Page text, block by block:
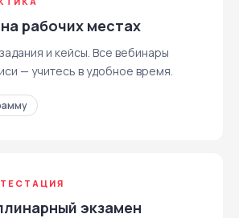
рабочих местах
и кейсы. Все вебинары
— учитесь в удобное время.
экзамен